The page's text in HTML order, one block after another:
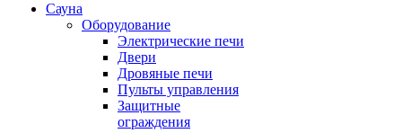
Сауна
Оборудование
Электрические печи
Двери
Дровяные печи
Пульты управления
Защитные
ограждения